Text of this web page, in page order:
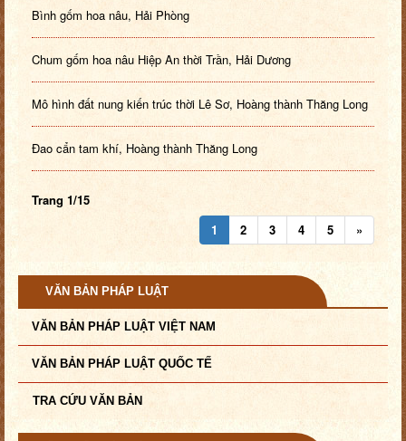
Bình gốm hoa nâu, Hải Phòng
Chum gốm hoa nâu Hiệp An thời Trần, Hải Dương
Mô hình đất nung kiến trúc thời Lê Sơ, Hoàng thành Thăng Long
Đao cẩn tam khí, Hoàng thành Thăng Long
Trang 1/15
1
2 3 4 5 »
VĂN BẢN PHÁP LUẬT
VĂN BẢN PHÁP LUẬT VIỆT NAM
VĂN BẢN PHÁP LUẬT QUỐC TẾ
TRA CỨU VĂN BẢN